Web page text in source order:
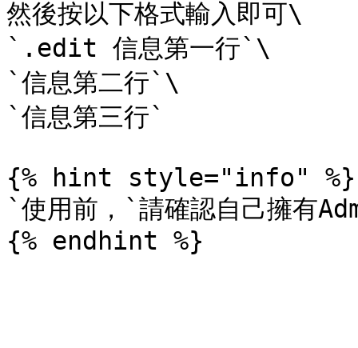
然後按以下格式輸入即可\
`.edit 信息第一行`\
`信息第二行`\
`信息第三行`
{% hint style="info" %}
`使用前，`請確認自己擁有